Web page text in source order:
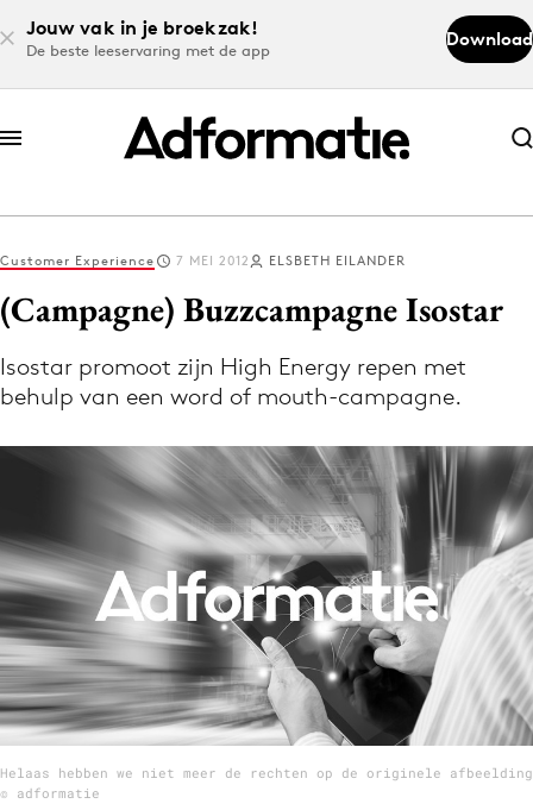
Jouw vak in je broekzak!
De beste leeservaring met de app
Download
Abonneer nu
Abonneer nu
Log in
Download de app
Volg het laatste nieuws via de Adformatie
Menu
Home
9 sept: GenAI-training
12 nov: MarketingLive!
Adverteren
Customer Experience 7 MEI 2012 ELSBETH EILANDER
(Campagne) Buzzcampagne Isostar
Isostar promoot zijn High Energy repen met
behulp van een word of mouth-campagne.
Helaas hebben we niet meer de rechten op de originele afbeelding
© adformatie